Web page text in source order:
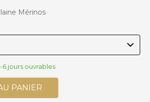
Mérinos
6 jours ouvrables
PANIER